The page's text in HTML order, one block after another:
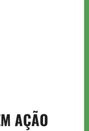
AÇÃO